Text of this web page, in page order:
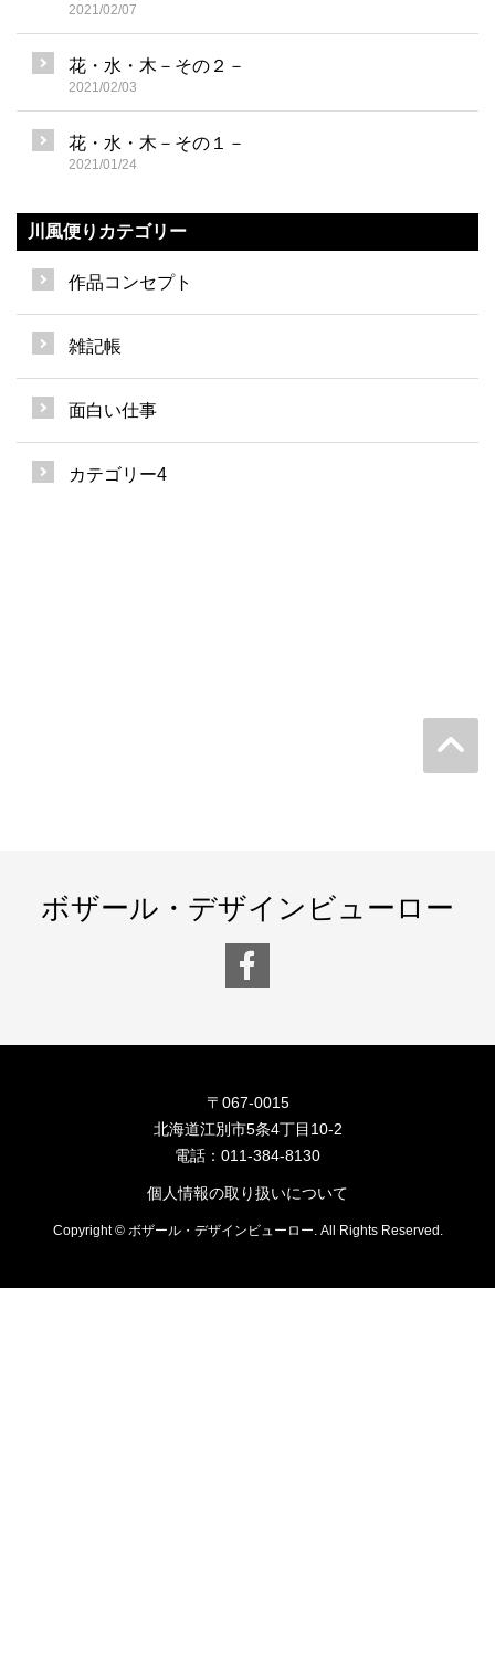
2021/02/07
花・水・木－その２－
2021/02/03
花・水・木－その１－
2021/01/24
川風便りカテゴリー
作品コンセプト
雑記帳
面白い仕事
カテゴリー4
ボザール・デザインビューロー
〒067-0015
北海道江別市5条4丁目10-2
電話： 011-384-8130
個人情報の取り扱いについて
Copyright © ボザール・デザインビューロー. All Rights Reserved.